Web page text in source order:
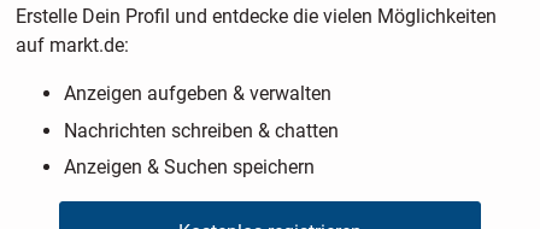
Erstelle Dein Profil und entdecke die vielen Möglichkeiten
auf markt.de:
Anzeigen aufgeben & verwalten
Nachrichten schreiben & chatten
Anzeigen & Suchen speichern